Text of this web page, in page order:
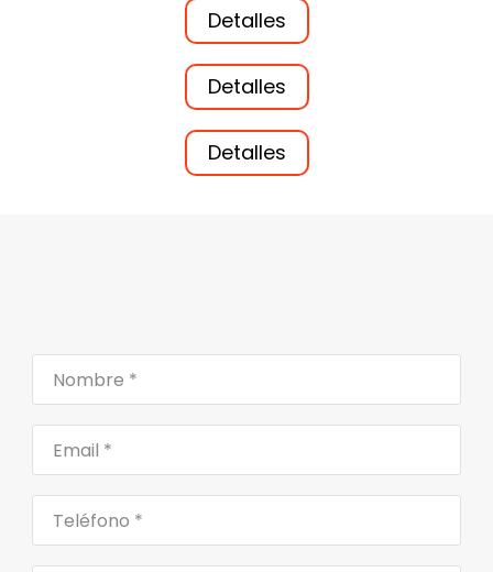
Detalles
Detalles
Detalles